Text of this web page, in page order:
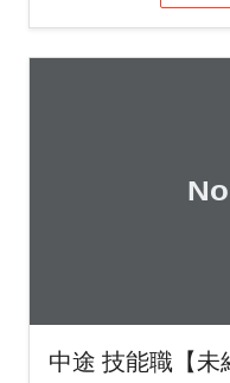
中途 技能職【未